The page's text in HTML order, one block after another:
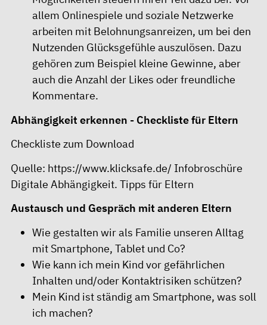
allem Onlinespiele und soziale Netzwerke
arbeiten mit Belohnungsanreizen, um bei den
Nutzenden Glücksgefühle auszulösen. Dazu
gehören zum Beispiel kleine Gewinne, aber
auch die Anzahl der Likes oder freundliche
Kommentare.
Abhängigkeit erkennen - Checkliste für Eltern
Checkliste zum Download
Quelle: https://www.klicksafe.de/ Infobroschüre
Digitale Abhängigkeit. Tipps für Eltern
Austausch und Gespräch mit anderen Eltern
Wie gestalten wir als Familie unseren All­tag
mit Smartphone, Tablet und Co?
Wie kann ich mein Kind vor gefährlichen
Inhalten und/oder Kontaktrisiken schützen?
Mein Kind ist ständig am Smartphone, was soll
ich machen?